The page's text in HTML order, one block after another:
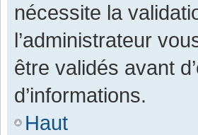
nécessite la
l’administrateur
être validés avant
d’informations.
Haut